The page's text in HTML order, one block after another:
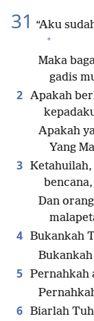
31 “Aku
+
Maka
gadis
2 Apakah
Apakah
Yang
3 Ketahuilah,
bencana,
Dan
4 Bukankah
5 Pernahkah
6 Biarlah